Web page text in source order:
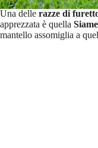
Una delle razze di
apprezzata è quella
mantello assomiglia a